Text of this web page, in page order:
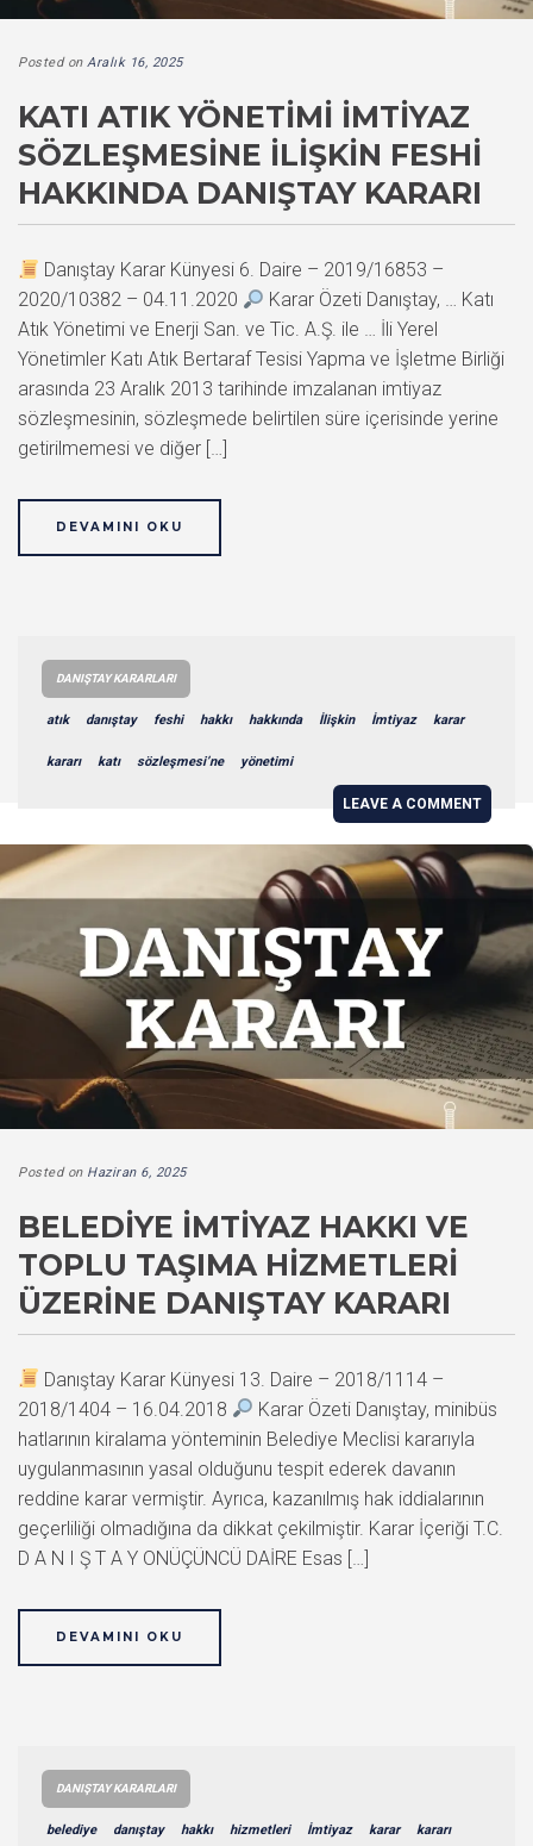
Posted on Aralık 16, 2025
KATI ATIK YÖNETIMI İMTIYAZ
SÖZLEŞMESINE İLIŞKIN FESHI
HAKKINDA DANIŞTAY KARARI
Danıştay Karar Künyesi 6. Daire – 2019/16853 –
2020/10382 – 04.11.2020
Karar Özeti Danıştay, … Katı
Atık Yönetimi ve Enerji San. ve Tic. A.Ş. ile … İli Yerel
Yönetimler Katı Atık Bertaraf Tesisi Yapma ve İşletme Birliği
arasında 23 Aralık 2013 tarihinde imzalanan imtiyaz
sözleşmesinin, sözleşmede belirtilen süre içerisinde yerine
getirilmemesi ve diğer […]
DEVAMINI OKU
DANIŞTAY KARARLARI
atık danıştay feshi hakkı hakkında İlişkin İmtiyaz karar
kararı katı sözleşmesi’ne yönetimi
LEAVE A COMMENT
Posted on Haziran 6, 2025
BELEDIYE İMTIYAZ HAKKI VE
TOPLU TAŞIMA HIZMETLERI
ÜZERINE DANIŞTAY KARARI
Danıştay Karar Künyesi 13. Daire – 2018/1114 –
2018/1404 – 16.04.2018
Karar Özeti Danıştay, minibüs
hatlarının kiralama yönteminin Belediye Meclisi kararıyla
uygulanmasının yasal olduğunu tespit ederek davanın
reddine karar vermiştir. Ayrıca, kazanılmış hak iddialarının
geçerliliği olmadığına da dikkat çekilmiştir. Karar İçeriği T.C.
D A N I Ş T A Y ONÜÇÜNCÜ DAİRE Esas […]
DEVAMINI OKU
DANIŞTAY KARARLARI
belediye danıştay hakkı hizmetleri İmtiyaz karar kararı